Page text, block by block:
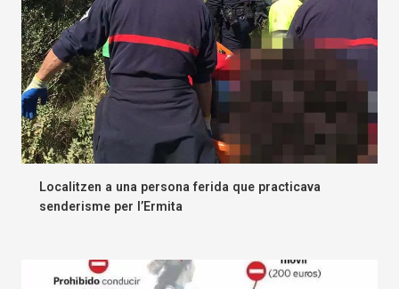
Localitzen a una persona ferida que practicava
senderisme per l’Ermita